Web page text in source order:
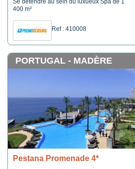
Se détendre au sein du luxueux Spa de 1
400 m²
Ref : 410008
PORTUGAL - MADÈRE
Pestana Promenade 4*